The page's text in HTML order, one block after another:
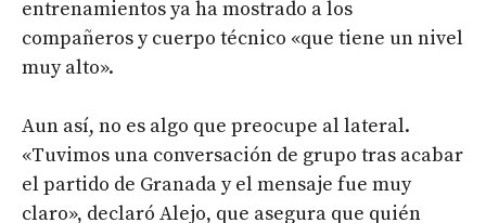
entrenamientos ya ha mostrado a los
compañeros y cuerpo técnico «que tiene un nivel
muy alto».
Aun así, no es algo que preocupe al lateral.
«Tuvimos una conversación de grupo tras acabar
el partido de Granada y el mensaje fue muy
claro», declaró Alejo, que asegura que quién